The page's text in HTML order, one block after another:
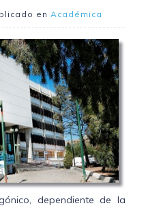
en Académica
dependiente de la